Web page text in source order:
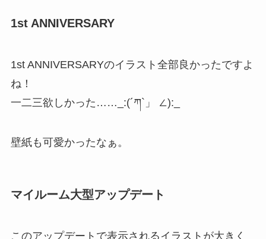
1st ANNIVERSARY
1st ANNIVERSARYのイラスト全部良かったですよ
ね！
一二三欲しかった……_:(´ཀ`」 ∠):_
壁紙も可愛かったなぁ。
マイルーム大型アップデート
このアップデートで表示されるイラストが大きく